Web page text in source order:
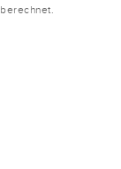
berechnet.